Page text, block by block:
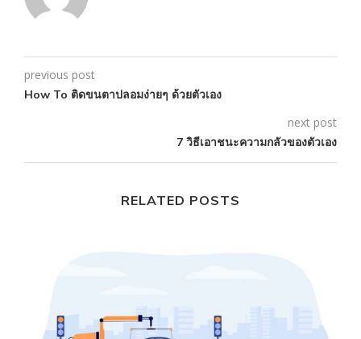
previous post
How To ติดขนตาปลอมง่ายๆ ด้วยตัวเอง
next post
7 วิธีเอาชนะความกลัวของตัวเอง
RELATED POSTS